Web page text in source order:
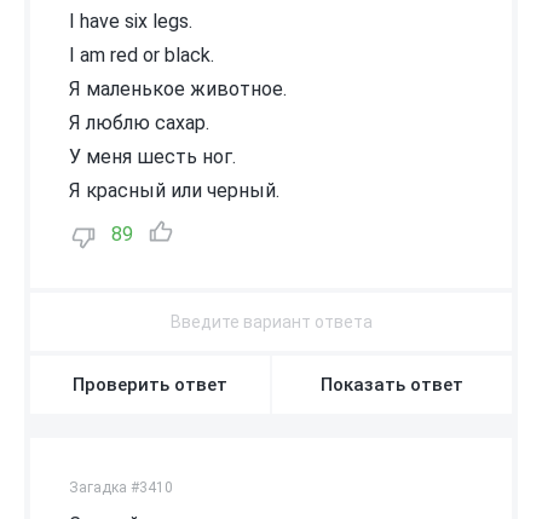
I have six legs.
I am red or black.
Я маленькое животное.
Я люблю сахар.
У меня шесть ног.
Я красный или черный.
89
Проверить ответ Показать ответ
Загадка #3410